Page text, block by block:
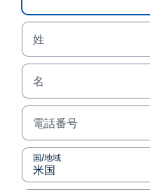
カスタマーセッション /
日立の人事
ー （
Journey）
姓
名
電話番号
国/地域